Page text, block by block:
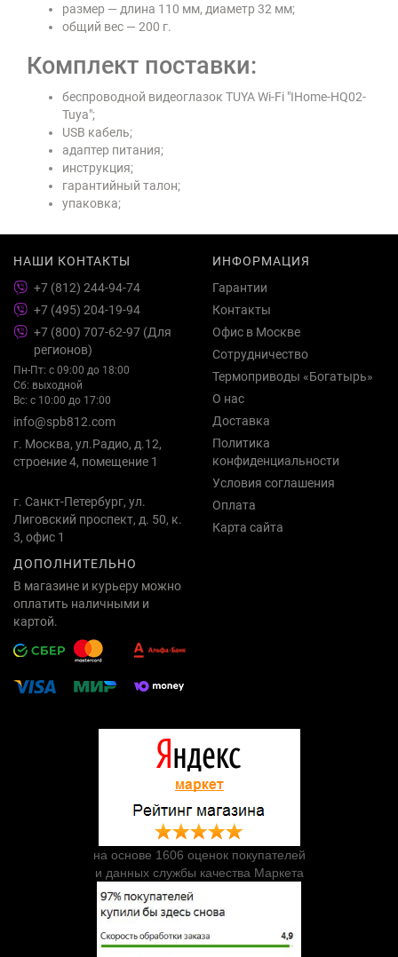
размер — длина 110 мм, диаметр 32 мм;
общий вес — 200 г.
Комплект поставки:
беспроводной видеоглазок TUYA Wi-Fi "IHome-HQ02-
Tuya";
USB кабель;
адаптер питания;
инструкция;
гарантийный талон;
упаковка;
НАШИ КОНТАКТЫ
+7 (812) 244-94-74
+7 (495) 204-19-94
+7 (800) 707-62-97 (Для
регионов)
Пн-Пт: с 09:00 до 18:00
Сб: выходной
Вс: с 10:00 до 17:00
info@spb812.com
г. Москва, ул.Радио, д.12,
строение 4, помещение 1
г. Санкт-Петербург, ул.
Лиговский проспект, д. 50, к.
3, офис 1
ИНФОРМАЦИЯ
Гарантии
Контакты
Офис в Москве
Сотрудничество
Термоприводы «Богатырь»
О нас
Доставка
Политика
конфиденциальности
Условия соглашения
Оплата
Карта сайта
ДОПОЛНИТЕЛЬНО
В магазине и курьеру можно
оплатить наличными и
картой.
на основе 1606 оценок покупателей
и данных службы качества Маркета